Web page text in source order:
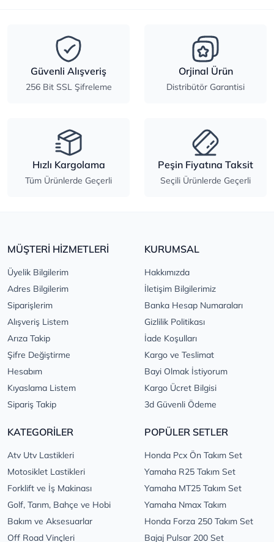
Güvenli Alışveriş
256 Bit SSL Şifreleme
Orjinal Ürün
Distribütör Garantisi
Hızlı Kargolama
Tüm Ürünlerde Geçerli
Peşin Fiyatına Taksit
Seçili Ürünlerde Geçerli
MÜŞTERİ HİZMETLERİ
Üyelik Bilgilerim
Adres Bilgilerim
Siparişlerim
Alışveriş Listem
Arıza Takip
Şifre Değiştirme
Hesabım
Kıyaslama Listem
Sipariş Takip
KURUMSAL
Hakkımızda
İletişim Bilgilerimiz
Banka Hesap Numaraları
Gizlilik Politikası
İade Koşulları
Kargo ve Teslimat
Bayi Olmak İstiyorum
Kargo Ücret Bilgisi
3d Güvenli Ödeme
KATEGORİLER
Atv Utv Lastikleri
Motosiklet Lastikleri
Forklift ve İş Makinası
Golf, Tarım, Bahçe ve Hobi
Bakım ve Aksesuarlar
Off Road Vinçleri
POPÜLER SETLER
Honda Pcx Ön Takım Set
Yamaha R25 Takım Set
Yamaha MT25 Takım Set
Yamaha Nmax Takım
Honda Forza 250 Takım Set
Bajaj Pulsar 200 Set